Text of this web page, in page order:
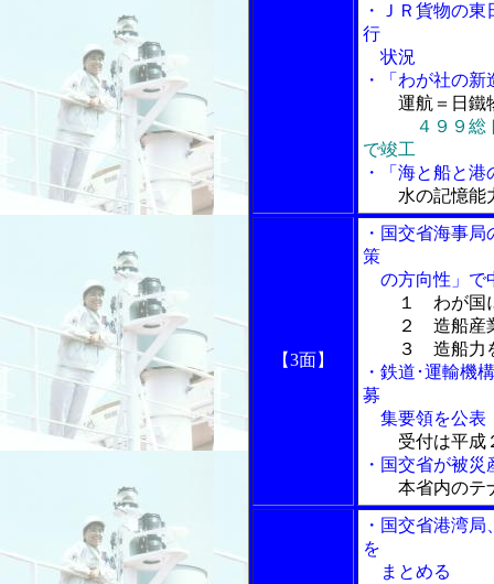
・ＪＲ貨物の
行
状況
・「わが社の新
運航＝日鐵
４９９総
で竣工
・「海と船と
水の記憶
【3面】
・国交省海事
策
の方向性」で
１ わが国
２ 造船産業
３ 造船力を
・鉄道･運輸機
募
集要領を公表
受付は平成
・国交省が被
本省内のテ
・国交省港湾
を
まとめる